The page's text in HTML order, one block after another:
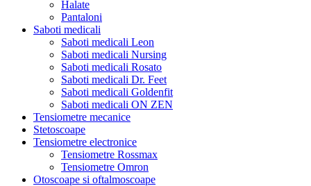
Halate
Pantaloni
Saboti medicali
Saboti medicali Leon
Saboti medicali Nursing
Saboti medicali Rosato
Saboti medicali Dr. Feet
Saboti medicali Goldenfit
Saboti medicali ON ZEN
Tensiometre mecanice
Stetoscoape
Tensiometre electronice
Tensiometre Rossmax
Tensiometre Omron
Otoscoape si oftalmoscoape